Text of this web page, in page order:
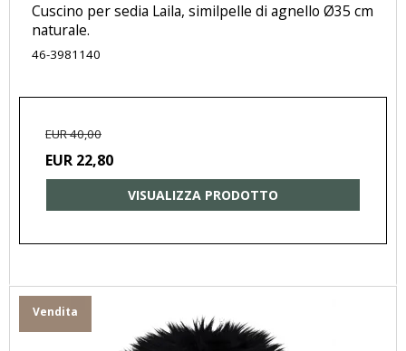
Cuscino per sedia Laila, similpelle di agnello Ø35 cm
naturale.
46-3981140
EUR 40,00
EUR 22,80
VISUALIZZA PRODOTTO
Vendita